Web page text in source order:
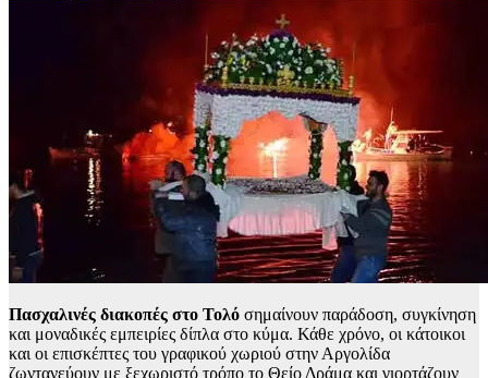
Πασχαλινές διακοπές στο Τολό σημαίνουν παράδοση, συγκίνηση
και μοναδικές εμπειρίες δίπλα στο κύμα. Κάθε χρόνο, οι κάτοικοι
και οι επισκέπτες του γραφικού χωριού στην Αργολίδα
ζωντανεύουν με ξεχωριστό τρόπο το Θείο Δράμα και γιορτάζουν